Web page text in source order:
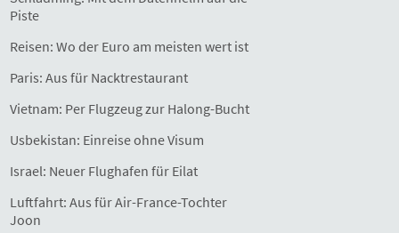
Piste
Reisen: Wo der Euro am meisten wert ist
Paris: Aus für Nacktrestaurant
Vietnam: Per Flugzeug zur Halong-Bucht
Usbekistan: Einreise ohne Visum
Israel: Neuer Flughafen für Eilat
Luftfahrt: Aus für Air-France-Tochter
Joon